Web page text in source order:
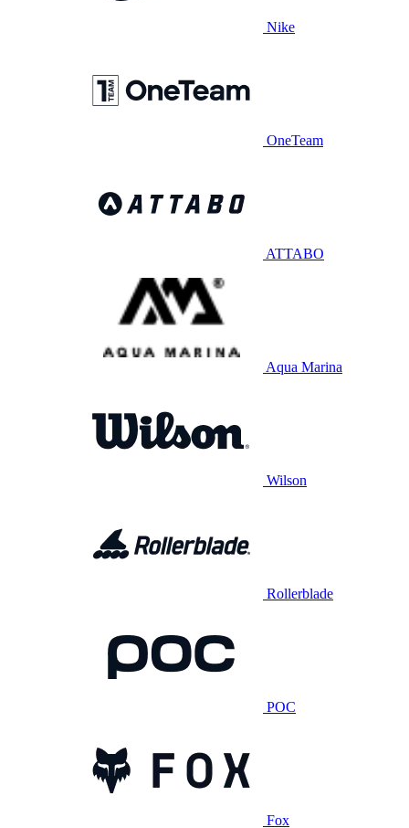
Nike
OneTeam
ATTABO
Aqua Marina
Wilson
Rollerblade
POC
Fox